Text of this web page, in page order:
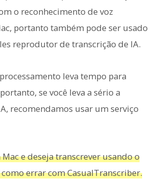
o reconhecimento de voz
portanto também pode ser usado
reprodutor de transcrição de IA.
leva tempo para
se você leva a sério a
recomendamos usar um serviço
Mac e deseja transcrever usando o
errar com CasualTranscriber.